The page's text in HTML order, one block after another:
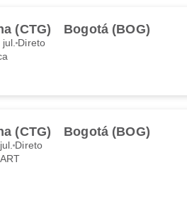
(CTG) Bogotá (BOG)
jul. Direto
(CTG) Bogotá (BOG)
Direto